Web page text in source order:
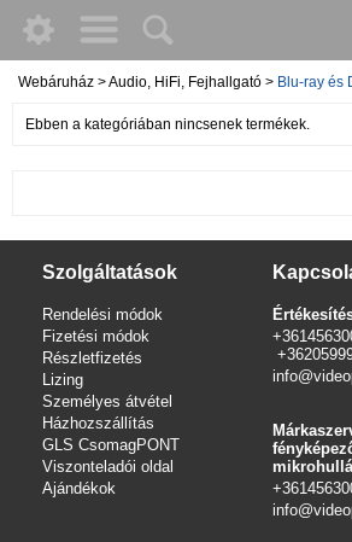
Webáruház >Audio, HiFi, Fejhallgató > Blu-ray és
Ebben a kategóriában nincsenek termékek.
Szolgáltatások
Rendelési módok
Fizetési módok
Részletfizetés
Lizing
Személyes átvétel
Házhozszállítás
GLS CsomagPONT
Viszonteladói oldal
Ajándékok
info